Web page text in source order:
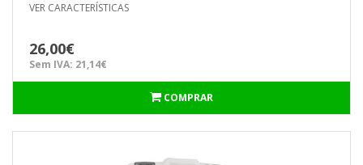
VER CARACTERÍSTICAS
26,00€
Sem IVA: 21,14€
COMPRAR